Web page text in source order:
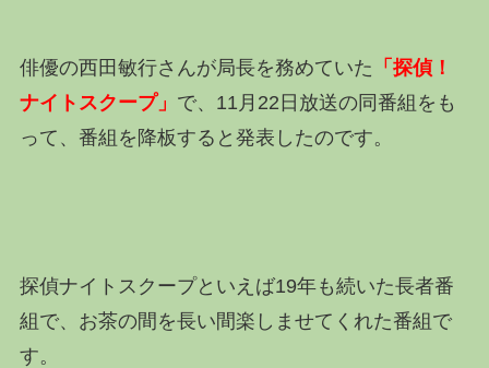
俳優の西田敏行さんが局長を務めていた 「探偵！
ナイトスクープ」 で、11月22日放送の同番組をも
って、番組を降板すると発表したのです。
探偵ナイトスクープといえば19年も続いた長者番
組で、お茶の間を長い間楽しませてくれた番組で
す。